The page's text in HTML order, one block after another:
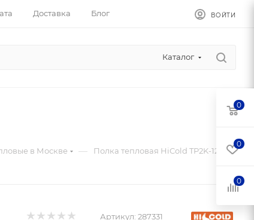
Доставка Блог ВОЙТИ
Каталог
в Москве — Полка тепловая HiCold TP2K-12/3
Артикул: 287331
0
0
0